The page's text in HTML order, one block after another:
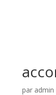
par admin